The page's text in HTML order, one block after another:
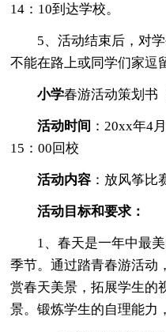
14：10到达学校。
5、活动结束后，对
不能在路上或同学们家逗
小学春游活动策划书
活动时间 ：20xx年4
15：00回校
活动内容 ：放风筝比
活动目标和要求：
1、春天是一年中最
季节。通过踏青春游活动
赏春天美景，拓展学生的
景。锻炼学生的自理能力